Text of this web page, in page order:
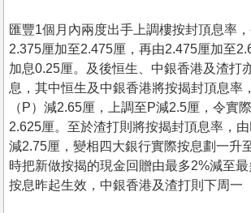
匯豐1個月內兩度出手上調樓按封頂息率
2.375厘加至2.475厘，再由2.475厘加至
加息0.25厘。及後恒生、中銀香港及渣打
息，其中恒生及中銀香港將按揭封頂息率
（P）減2.65厘，上調至P減2.5厘，令實
2.625厘。至於渣打則將按揭封頂息率，
減2.75厘，變相四大銀行實際按息劃一升
時把新做按揭的現金回贈由最多2%減至
按息昨起生效，中銀香港及渣打則下周一